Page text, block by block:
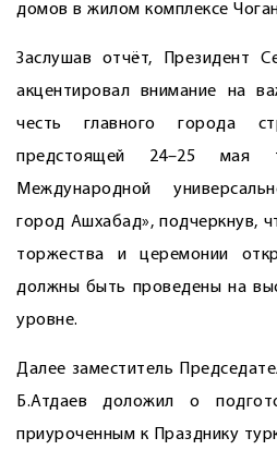
домов в жилом комплексе
Заслушав отчёт, Президент
акцентировал внимание на
честь главного города
предстоящей 24–25 мая
Международной
город Ашхабад», подчеркнув,
торжества и церемонии
должны быть проведены на
уровне.
Далее заместитель
Б.Атдаев доложил о
приуроченным к Празднику